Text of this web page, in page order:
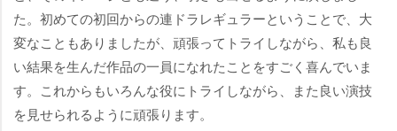
た。初めての初回からの連ドラレギュラーということで、大
変なこともありましたが、頑張ってトライしながら、私も良
い結果を生んだ作品の一員になれたことをすごく喜んでいま
す。これからもいろんな役にトライしながら、また良い演技
を見せられるように頑張ります。